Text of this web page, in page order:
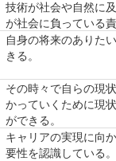
技術が社会や自然に
が社会に負っている
自身の将来のありた
きる。
その時々で自らの現
かっていくために現
ができる。
キャリアの実現に向
要性を認識している。